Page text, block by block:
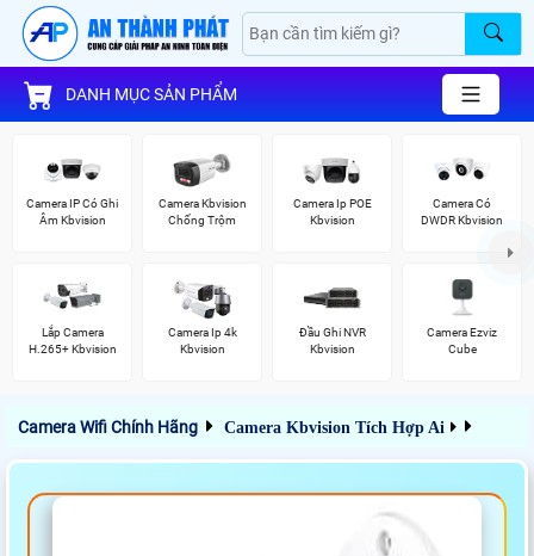
DANH MỤC SẢN PHẨM
Camera IP Có Ghi
Âm Kbvision
Camera Kbvision
Chống Trộm
Camera Ip POE
Kbvision
Camera Có
DWDR Kbvision
Lắp Camera
H.265+ Kbvision
Camera Ip 4k
Kbvision
Đầu Ghi NVR
Kbvision
Camera Ezviz
Cube
Camera Wifi Chính Hãng Camera Kbvision Tích Hợp Ai